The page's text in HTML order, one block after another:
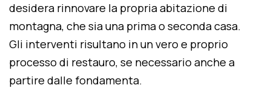
desidera rinnovare la propria abitazione di
montagna, che sia una prima o seconda casa.
Gli interventi risultano in un vero e proprio
processo di restauro, se necessario anche a
partire dalle fondamenta.